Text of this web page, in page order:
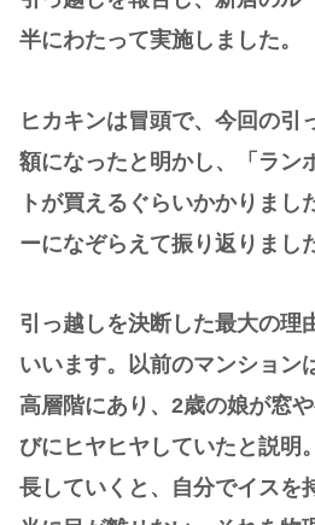
半にわたって実施しました。
ヒカキンは冒頭で、今回の引
額になったと明かし、「ラン
トが買えるぐらいかかりまし
ーになぞらえて振り返りまし
引っ越しを決断した最大の理
いいます。以前のマンション
高層階にあり、2歳の娘が窓
びにヒヤヒヤしていたと説明
長していくと、自分でイスを